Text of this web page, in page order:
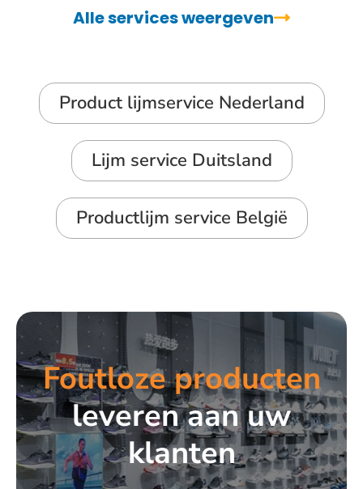
Alle services weergeven
Product lijmservice Nederland
Lijm service Duitsland
Productlijm service België
Foutloze producten
leveren aan uw
klanten